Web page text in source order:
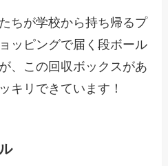
ちが学校から持ち帰るプ
ッピングで届く段ボール
、この回収ボックスがあ
キリできています！